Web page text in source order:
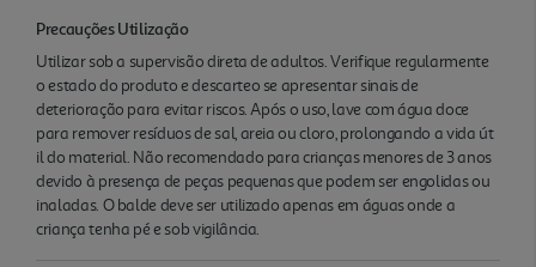
Precauções Utilização
Utilizar sob a supervisão direta de adultos. Verifique regularmente
o estado do produto e descarteo se apresentar sinais de
deterioração para evitar riscos. Após o uso, lave com água doce
para remover resíduos de sal, areia ou cloro, prolongando a vida út
il do material. Não recomendado para crianças menores de 3 anos
devido à presença de peças pequenas que podem ser engolidas ou
inaladas. O balde deve ser utilizado apenas em águas onde a
criança tenha pé e sob vigilância.